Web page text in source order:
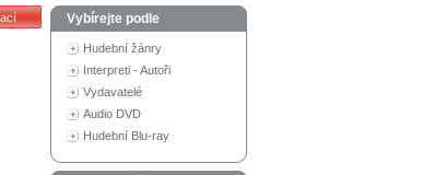
Vybírejte podle
Hudební žánry
Interpreti - Autoři
Vydavatelé
Audio DVD
Hudební Blu-ray